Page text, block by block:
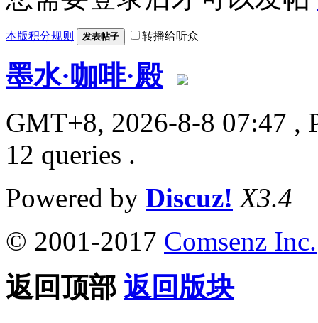
本版积分规则 发表帖子 转播给听众
墨水·咖啡·殿
GMT+8, 2026-8-8 07:47 ,
12 queries .
Powered by Discuz! X3.4
© 2001-2017 Comsenz Inc.
返回顶部 返回版块